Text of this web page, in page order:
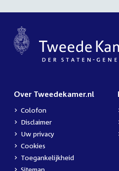
Over Tweedekamer.nl
Colofon
Disclaimer
Uw privacy
Cookies
Toegankelijkheid
Sitemap